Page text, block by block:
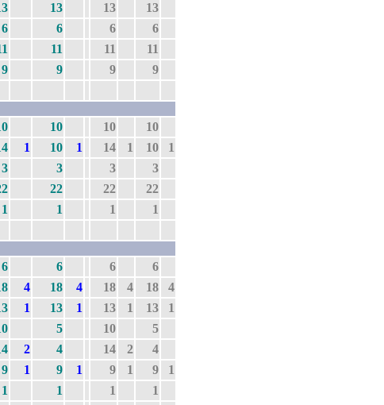
13 13
13
6 6 6
6
11 11
11
9 9 9
9
10 10
10
1 10 1 14 1 10
1
3 3 3
3
22 22
22
1 1 1
1
6 6 6
6
4 18 4 18 4 18
4
1 13 1 13 1 13
1
5 10
5
2 4 14 2
4
9 1 9 1 9 1 9
1
1 1 1
1